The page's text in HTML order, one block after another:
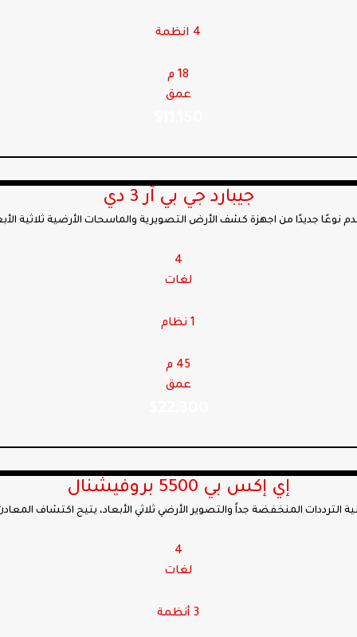
4 انظمة
18 م
عمق
جيبارد جي بي آر 3 دي
4
لغات
1 نظام
45 م
عمق
إي إكس بي 5500 بروفيشنال
4
لغات
3 أنظمة